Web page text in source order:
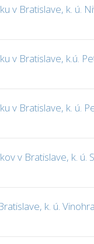
v Bratislave, k. ú.
v Bratislave, k.ú.
v Bratislave, k. ú.
v Bratislave, k. ú.
k. ú.